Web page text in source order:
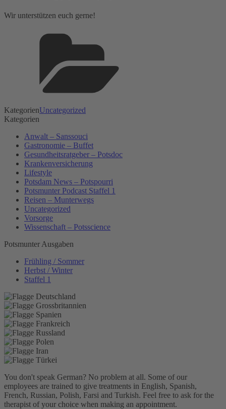
Wir unterstützen euch gerne!
KategorienUncategorized
Kategorien
Anwalt – Sanssouci
Gastronomie – Buffet
Gesundheitsratgeber – Potsdoc
Krankenversicherung
Lifestyle
Potsdam News – Potspourri
Potsmunter Podcast Staffel 1
Reisen – Munterwegs
Uncategorized
Vorsorge
Wissenschaft – Potsscience
Potsmunter Ausgaben
Frühling / Sommer
Herbst / Winter
Staffel 1
You don't speak German? No problem at all. Some of our
employees are trained to give treatments in English, Spanish,
French, Russian, Polish, Farsi and Turkish. Feel free to ask for the
therapist of your choice when making an appointment.